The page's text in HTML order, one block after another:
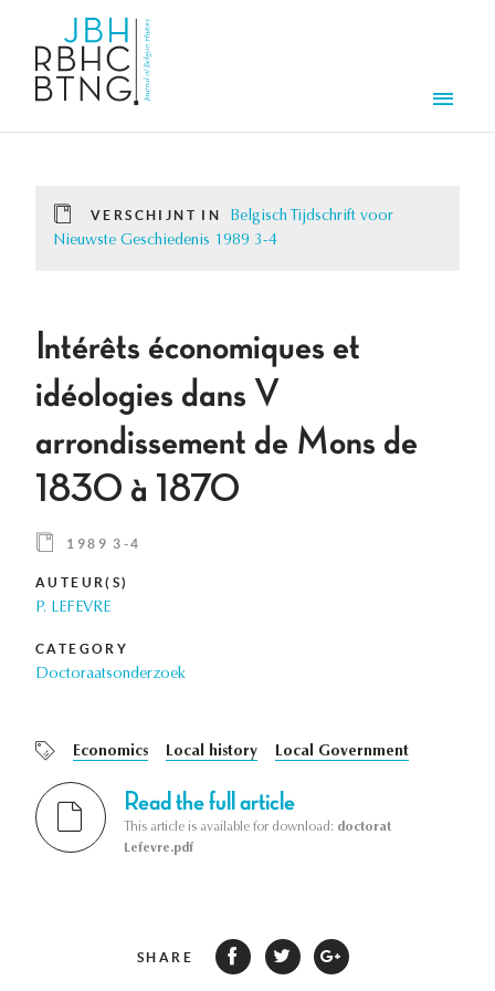
VERSCHIJNT IN
Belgisch Tijdschrift voor
Nieuwste Geschiedenis 1989 3-4
Intérêts économiques et
idéologies dans V
arrondissement de Mons de
1830 à 1870
1989 3-4
AUTEUR(S)
P. LEFEVRE
CATEGORY
Doctoraatsonderzoek
Economics Local history Local Government
Read the full article
This article is available for download: doctorat
Lefevre.pdf
SHARE